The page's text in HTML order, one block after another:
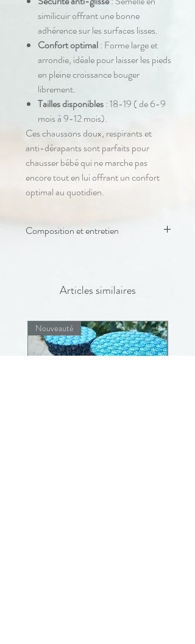
similicuir offrant une bonne
adhérence sur les surfaces lisses.
Confort optimal: Forme large et
arrondie, idéale pour laisser les pieds
en pleine croissance bouger
librement.
Tailles disponibles: 18-19 ( de 6-9
mois à 9-12 mois).
Ces chaussons doux, respirants et
anti-dérapants sont parfaits pour
chausser bébé qui ne marche pas
encore tout en lui offrant un confort
optimal au quotidien.
Composition et entretien
similicuir (55% polyréthane 45%
polaire (100% polyester)
coton(100% coton)
Lavage en machine à 30°
Articles similaires
Nouveauté